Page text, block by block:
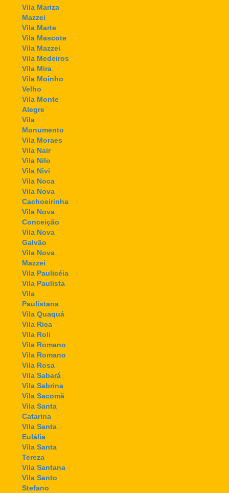
Vila Mariza
Mazzei
Vila Marte
Vila Mascote
Vila Mazzei
Vila Medeiros
Vila Mira
Vila Moinho
Velho
Vila Monte
Alegre
Vila
Monumento
Vila Moraes
Vila Nair
Vila Nilo
Vila Nivi
Vila Noca
Vila Nova
Cachoeirinha
Vila Nova
Conceição
Vila Nova
Galvão
Vila Nova
Mazzei
Vila Paulicéia
Vila Paulista
Vila
Paulistana
Vila Quaquá
Vila Rica
Vila Roli
Vila Romano
Vila Romano
Vila Rosa
Vila Sabará
Vila Sabrina
Vila Sacomã
Vila Santa
Catarina
Vila Santa
Eulália
Vila Santa
Tereza
Vila Santana
Vila Santo
Stefano